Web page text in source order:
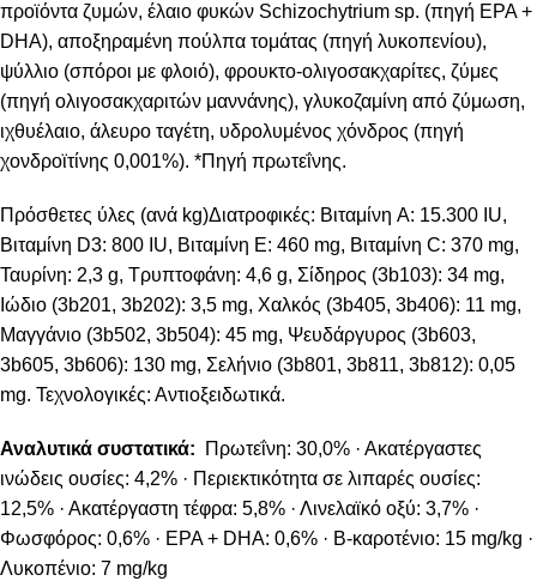
προϊόντα ζυμών, έλαιο φυκών Schizochytrium sp. (πηγή EPA +
DHA), αποξηραμένη πούλπα τομάτας (πηγή λυκοπενίου),
ψύλλιο (σπόροι με φλοιό), φρουκτο-ολιγοσακχαρίτες, ζύμες
(πηγή ολιγοσακχαριτών μαννάνης), γλυκοζαμίνη από ζύμωση,
ιχθυέλαιο, άλευρο ταγέτη, υδρολυμένος χόνδρος (πηγή
χονδροϊτίνης 0,001%). *Πηγή πρωτεΐνης.
Πρόσθετες ύλες (ανά kg)Διατροφικές: Βιταμίνη A: 15.300 IU,
Βιταμίνη D3: 800 IU, Βιταμίνη E: 460 mg, Βιταμίνη C: 370 mg,
Ταυρίνη: 2,3 g, Τρυπτοφάνη: 4,6 g, Σίδηρος (3b103): 34 mg,
Ιώδιο (3b201, 3b202): 3,5 mg, Χαλκός (3b405, 3b406): 11 mg,
Μαγγάνιο (3b502, 3b504): 45 mg, Ψευδάργυρος (3b603,
3b605, 3b606): 130 mg, Σελήνιο (3b801, 3b811, 3b812): 0,05
mg. Τεχνολογικές: Αντιοξειδωτικά.
Αναλυτικά συστατικά:
Πρωτεΐνη: 30,0% · Ακατέργαστες
ινώδεις ουσίες: 4,2% · Περιεκτικότητα σε λιπαρές ουσίες:
12,5% · Ακατέργαστη τέφρα: 5,8% · Λινελαϊκό οξύ: 3,7% ·
Φωσφόρος: 0,6% · EPA + DHA: 0,6% · Β-καροτένιο: 15 mg/kg ·
Λυκοπένιο: 7 mg/kg